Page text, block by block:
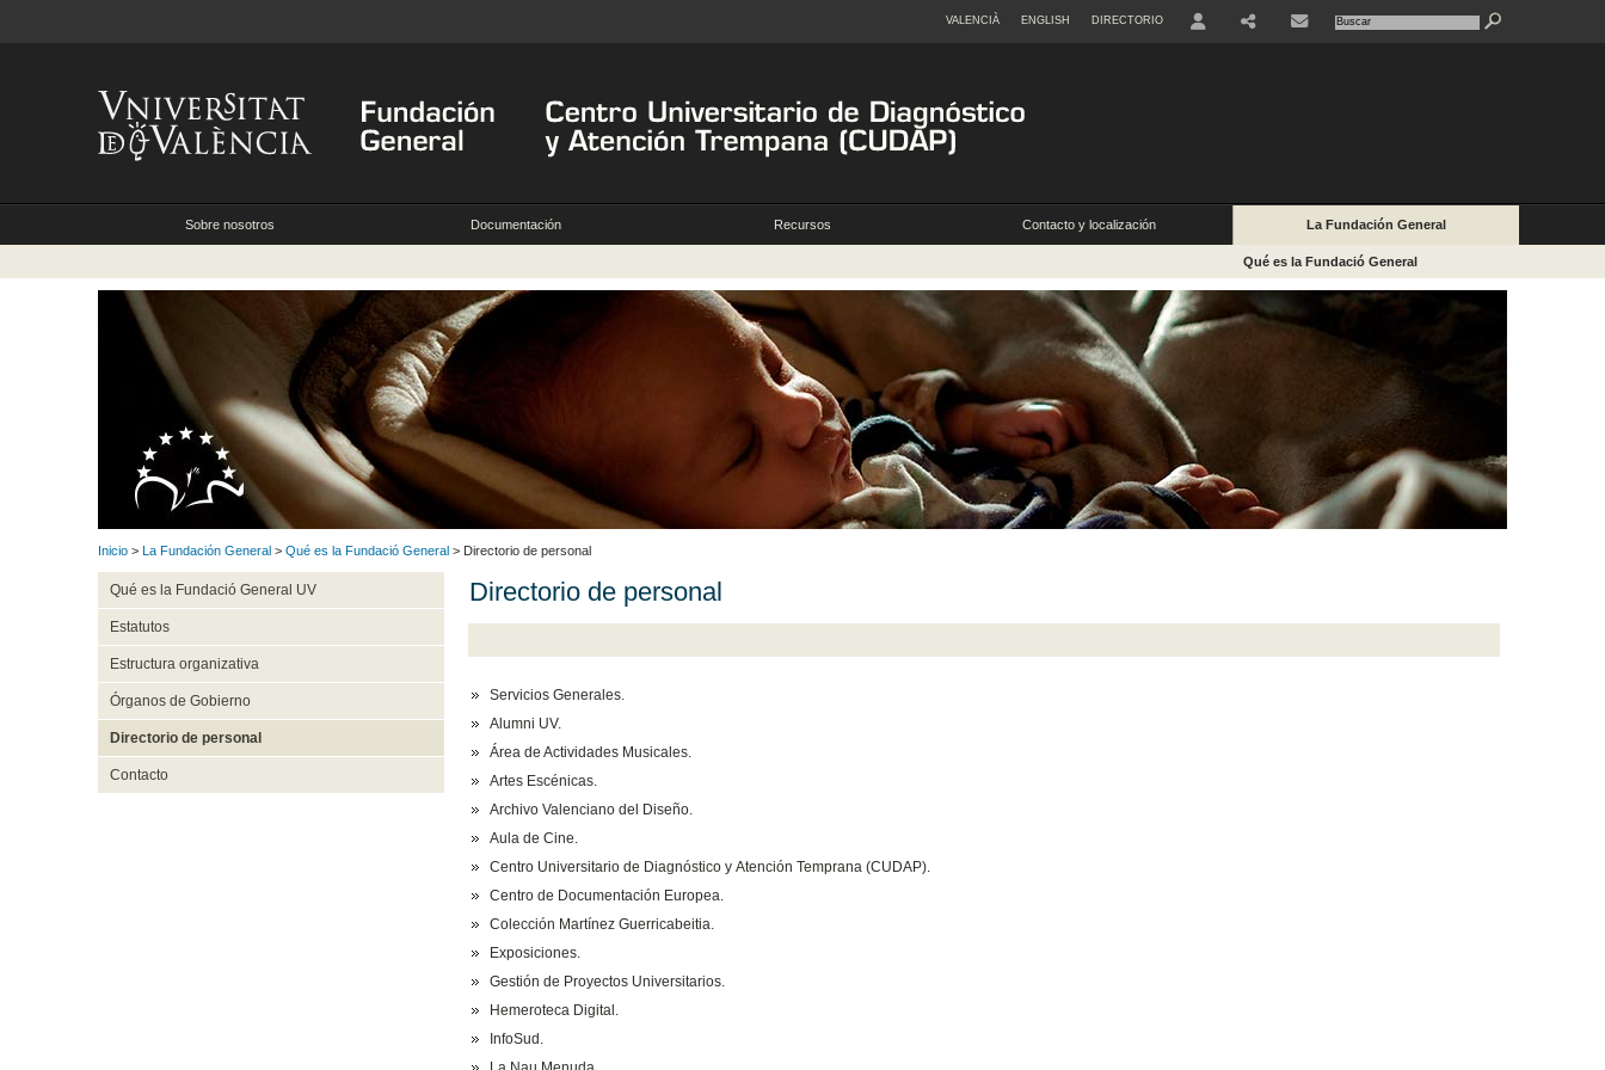
VALENCIÀ ENGLISH DIRECTORIO
Sobre nosotros Documentación Recursos Contacto y localización La Fundación General
Qué es la Fundació General
Inicio > La Fundación General > Qué es la Fundació General > Directorio de personal
Qué es la Fundació General UV
Estatutos
Estructura organizativa
Órganos de Gobierno
Directorio de personal
Contacto
Directorio de personal
Servicios Generales.
Alumni UV.
Área de Actividades Musicales.
Artes Escénicas.
Archivo Valenciano del Diseño.
Aula de Cine.
Centro Universitario de Diagnóstico y Atención Temprana (CUDAP).
Centro de Documentación Europea.
Colección Martínez Guerricabeitia.
Exposiciones.
Gestión de Proyectos Universitarios.
Hemeroteca Digital.
InfoSud.